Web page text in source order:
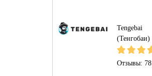
Tengebai
(Тенгобаи)
Отзывы: 78